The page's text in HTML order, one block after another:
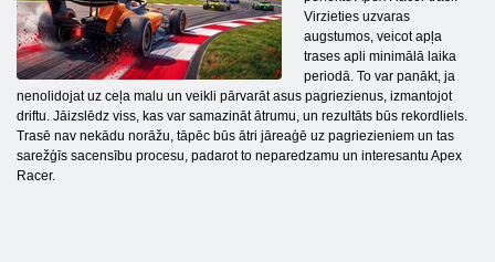
Virzieties uzvaras
augstumos, veicot apļa
trases apli minimālā laika
periodā. To var panākt, ja
nenolidojat uz ceļa malu un veikli pārvarāt asus pagriezienus, izmantojot
driftu. Jāizslēdz viss, kas var samazināt ātrumu, un rezultāts būs rekordliels.
Trasē nav nekādu norāžu, tāpēc būs ātri jāreaģē uz pagriezieniem un tas
sarežģīs sacensību procesu, padarot to neparedzamu un interesantu Apex
Racer.